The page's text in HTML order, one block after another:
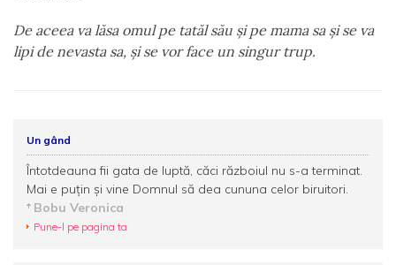
De aceea va lăsa omul pe tatăl său şi pe mama sa şi se va
lipi de nevasta sa, şi se vor face un singur trup.
Un gând
Întotdeauna fii gata de luptă, căci războiul nu s-a terminat.
Mai e puţin şi vine Domnul să dea cununa celor biruitori.
Bobu Veronica
Pune-l pe pagina ta